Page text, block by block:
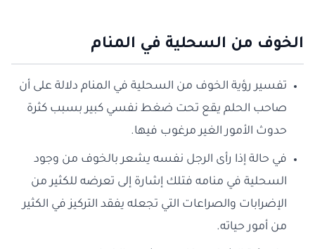
الخوف من السحلية في المنام
تفسير رؤية الخوف من السحلية في المنام دلالة على أن
صاحب الحلم يقع تحت ضغط نفسي كبير بسبب كثرة
حدوث الأمور الغير مرغوب فيها.
في حالة إذا رأى الرجل نفسه يشعر بالخوف من وجود
السحلية في منامه فتلك إشارة إلى تعرضه للكثير من
الإضرابات والصراعات التي تجعله يفقد التركيز في الكثير
من أمور حياته.